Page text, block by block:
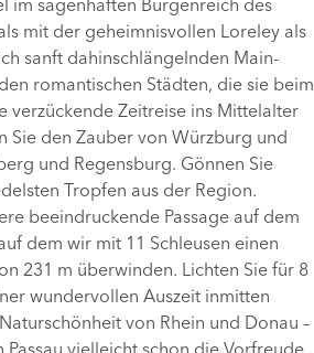
im sagenhaften Burgenreich des
mit der geheimnisvollen Loreley als
sanft dahinschlängelnden Main-
romantischen Städten, die sie beim
verzückende Zeitreise ins Mittelalter
Sie den Zauber von Würzburg und
und Regensburg. Gönnen Sie
Tropfen aus der Region.
beeindruckende Passage auf dem
dem wir mit 11 Schleusen einen
231 m überwinden. Lichten Sie für 8
wundervollen Auszeit inmitten
von Rhein und Donau –
vielleicht schon die Vorfreude